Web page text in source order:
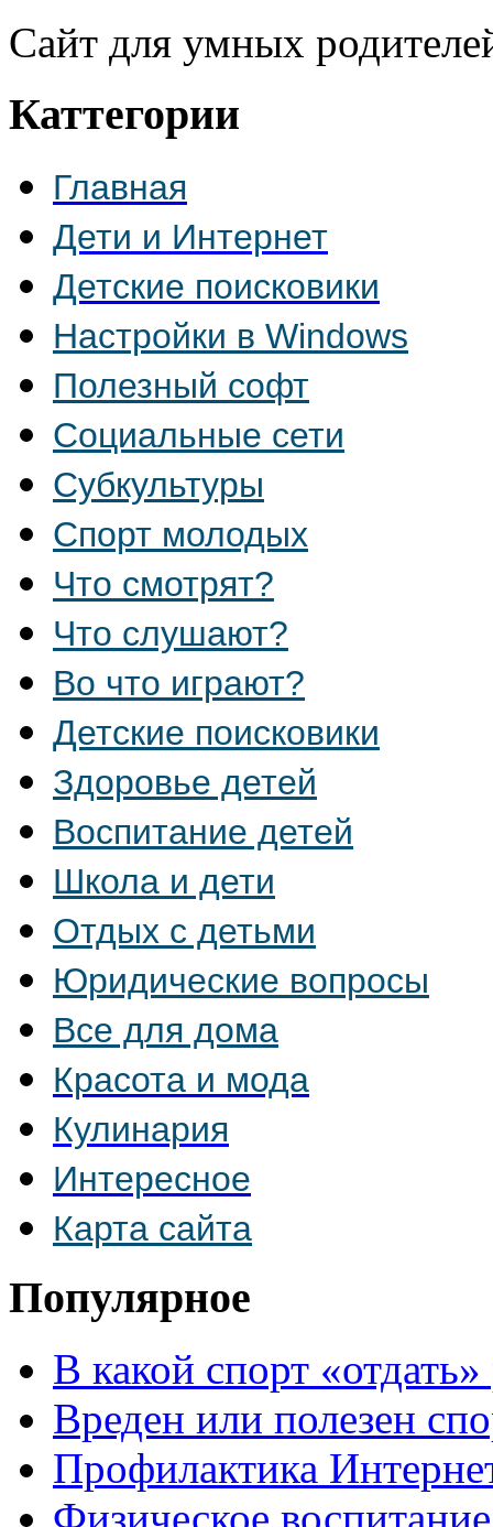
Сайт для умных
Каттегории
Главная
Дети и Интернет
Детские поисковики
Настройки в Windows
Полезный софт
Социальные сети
Субкультуры
Спорт молодых
Что смотрят?
Что слушают?
Во что играют?
Детские поисковики
Здоровье детей
Воспитание детей
Школа и дети
Отдых с детьми
Юридические вопросы
Все для дома
Красота и мода
Кулинария
Интересное
Карта сайта
Популярное
В какой спорт «отдать»
Вреден или полезен
Профилактика
Физическое